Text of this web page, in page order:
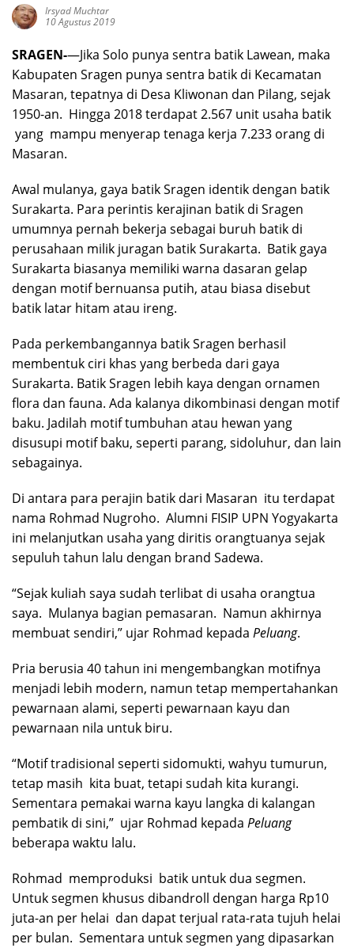
Irsyad Muchtar
10 Agustus 2019
SRAGEN-—Jika Solo punya sentra batik Lawean, maka
Kabupaten Sragen punya sentra batik di Kecamatan
Masaran, tepatnya di Desa Kliwonan dan Pilang, sejak
1950-an. Hingga 2018 terdapat 2.567 unit usaha batik
yang mampu menyerap tenaga kerja 7.233 orang di
Masaran.
Awal mulanya, gaya batik Sragen identik dengan batik
Surakarta. Para perintis kerajinan batik di Sragen
umumnya pernah bekerja sebagai buruh batik di
perusahaan milik juragan batik Surakarta. Batik gaya
Surakarta biasanya memiliki warna dasaran gelap
dengan motif bernuansa putih, atau biasa disebut
batik latar hitam atau ireng.
Pada perkembangannya batik Sragen berhasil
membentuk ciri khas yang berbeda dari gaya
Surakarta. Batik Sragen lebih kaya dengan ornamen
flora dan fauna. Ada kalanya dikombinasi dengan motif
baku. Jadilah motif tumbuhan atau hewan yang
disusupi motif baku, seperti parang, sidoluhur, dan lain
sebagainya.
Di antara para perajin batik dari Masaran itu terdapat
nama Rohmad Nugroho. Alumni FISIP UPN Yogyakarta
ini melanjutkan usaha yang diritis orangtuanya sejak
sepuluh tahun lalu dengan brand Sadewa.
“Sejak kuliah saya sudah terlibat di usaha orangtua
saya. Mulanya bagian pemasaran. Namun akhirnya
membuat sendiri,” ujar Rohmad kepada Peluang.
Pria berusia 40 tahun ini mengembangkan motifnya
menjadi lebih modern, namun tetap mempertahankan
pewarnaan alami, seperti pewarnaan kayu dan
pewarnaan nila untuk biru.
“Motif tradisional seperti sidomukti, wahyu tumurun,
tetap masih kita buat, tetapi sudah kita kurangi.
Sementara pemakai warna kayu langka di kalangan
pembatik di sini,” ujar Rohmad kepada Peluang
beberapa waktu lalu.
Rohmad memproduksi batik untuk dua segmen.
Untuk segmen khusus dibandroll dengan harga Rp10
juta-an per helai dan dapat terjual rata-rata tujuh helai
per bulan. Sementara untuk segmen yang dipasarkan